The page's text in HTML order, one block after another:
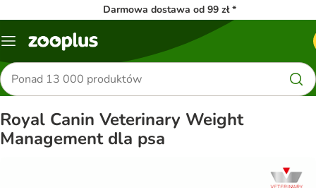
Darmowa dostawa od 99 zł *
Menu
Szukaj
produktów
Royal Canin Veterinary Weight
Management dla psa